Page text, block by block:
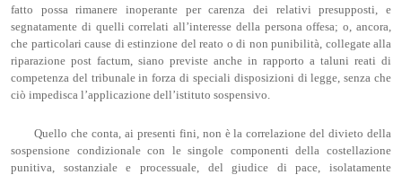
fatto possa rimanere inoperante per carenza dei relativi presupposti, e
segnatamente di quelli correlati all’interesse della persona offesa; o, ancora,
che particolari cause di estinzione del reato o di non punibilità, collegate alla
riparazione post factum, siano previste anche in rapporto a taluni reati di
competenza del tribunale in forza di speciali disposizioni di legge, senza che
ciò impedisca l’applicazione dell’istituto sospensivo.
Quello che conta, ai presenti fini, non è la correlazione del divieto della
sospensione condizionale con le singole componenti della costellazione
punitiva, sostanziale e processuale, del giudice di pace, isolatamente